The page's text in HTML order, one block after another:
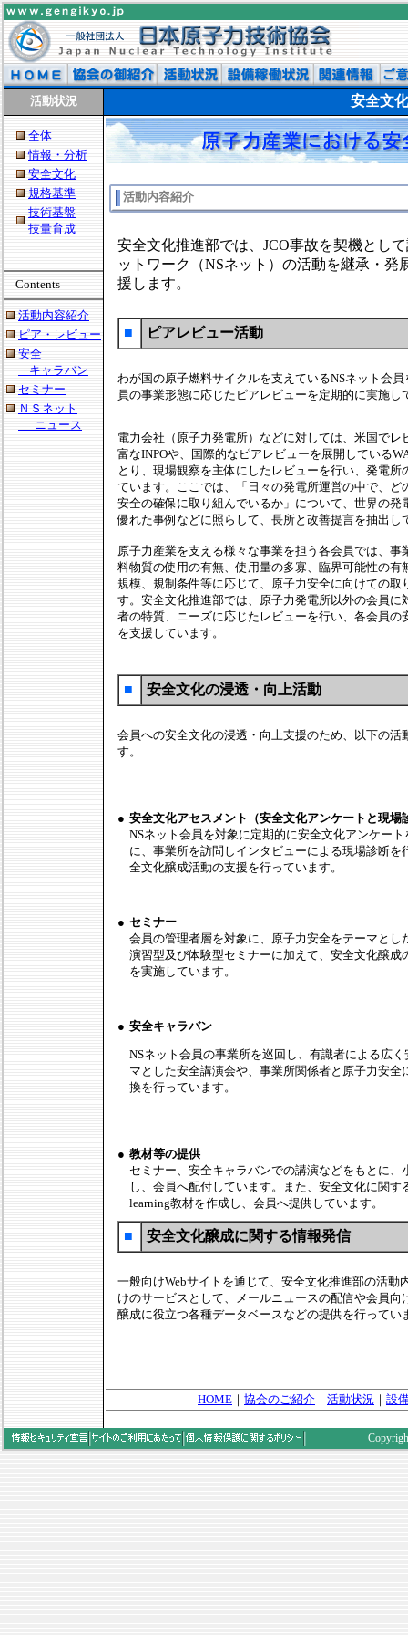
活動状況 安全文
全体
情報・分析
安全文化
規格基準
技術基盤
技量育成
Contents
活動内容紹介
ピア・レビュー
安全
キャラバン
セミナー
ＮＳネット
ニュース
活動内容紹介
安全文化推進部では、JCO事故を契機とし
ットワーク（NSネット）の活動を継承・
援します。
■ ピアレビュー活動
わが国の原子燃料サイクルを支えているNSネット会
員の事業形態に応じたピアレビューを定期的に実施し
電力会社（原子力発電所）などに対しては、米国でレ
富なINPOや、国際的なピアレビューを展開している
とり、現場観察を主体にしたレビューを行い、発電所
ています。ここでは、「日々の発電所運営の中で、ど
安全の確保に取り組んでいるか」について、世界の発
優れた事例などに照らして、長所と改善提言を抽出し
原子力産業を支える様々な事業を担う各会員では、事
料物質の使用の有無、使用量の多寡、臨界可能性の有
規模、規制条件等に応じて、原子力安全に向けての取
す。安全文化推進部では、原子力発電所以外の会員に
者の特質、ニーズに応じたレビューを行い、各会員の
を支援しています。
■ 安全文化の浸透・向上活動
会員への安全文化の浸透・向上支援のため、以下の活
す。
● 安全文化アセスメント（安全文化アンケートと現場
NSネット会員を対象に定期的に安全文化アンケー
に、事業所を訪問しインタビューによる現場診断を
全文化醸成活動の支援を行っています。
● セミナー
会員の管理者層を対象に、原子力安全をテーマとし
演習型及び体験型セミナーに加えて、安全文化醸成
を実施しています。
● 安全キャラバン
NSネット会員の事業所を巡回し、有識者による広
マとした安全講演会や、事業所関係者と原子力安全
換を行っています。
● 教材等の提供
セミナー、安全キャラバンでの講演などをもとに、
し、会員へ配付しています。また、安全文化に関す
learning教材を作成し、会員へ提供しています。
■ 安全文化醸成に関する情報発信
一般向けWebサイトを通じて、安全文化推進部の活
けのサービスとして、メールニュースの配信や会員
醸成に役立つ各種データベースなどの提供を行ってい
HOME ｜ 協会のご紹介 ｜ 活動状況 ｜ 設